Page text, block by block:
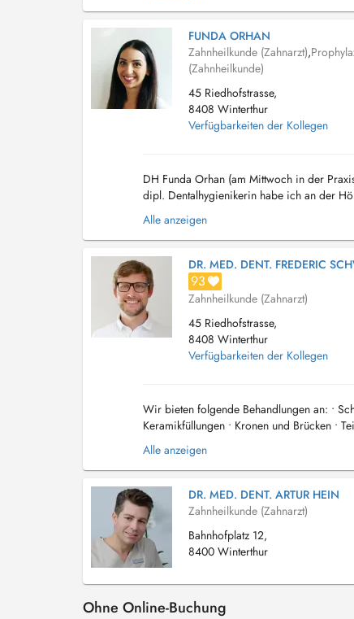
FUNDA ORHAN
Zahnheilkunde (Zahnarzt),
(Zahnheilkunde)
45 Riedhofstrasse,
8408 Winterthur
Verfügbarkeiten der Kollegen
DH Funda Orhan (am Mittwoch in der
dipl. Dentalhygienikerin habe ich an der
als Dentalhygienikerin und der Kontakt mit
Alle anzeigen
DR. MED. DENT. FREDERIC
93
Zahnheilkunde (Zahnarzt)
45 Riedhofstrasse,
8408 Winterthur
Verfügbarkeiten der Kollegen
Wir bieten folgende Behandlungen an: •
Keramikfüllungen • Kronen und Brücken •
Implantate • Bleaching • Notfall- und
Alle anzeigen
DR. MED. DENT. ARTUR HEIN
Zahnheilkunde (Zahnarzt)
Bahnhofplatz 12,
8400 Winterthur
Ohne Online-Buchung